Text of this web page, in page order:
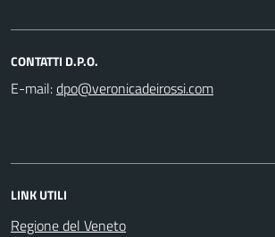
CONTATTI D.P.O.
E-mail:
LINK UTILI
Regione del Veneto